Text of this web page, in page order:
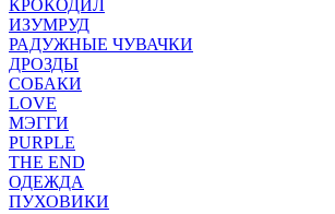
КРОКОДИЛ
ИЗУМРУД
РАДУЖНЫЕ ЧУВАЧКИ
ДРОЗДЫ
СОБАКИ
LOVE
МЭГГИ
PURPLE
THE END
ОДЕЖДА
ПУХОВИКИ